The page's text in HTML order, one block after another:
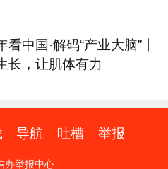
看中国·解码“产业大脑”丨
长，让肌体有力
导航 吐槽 举报
办举报中心